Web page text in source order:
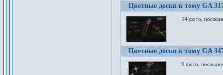
Цветные доски к тому GA
14 фото,
Цветные доски к тому GA
9 фото,